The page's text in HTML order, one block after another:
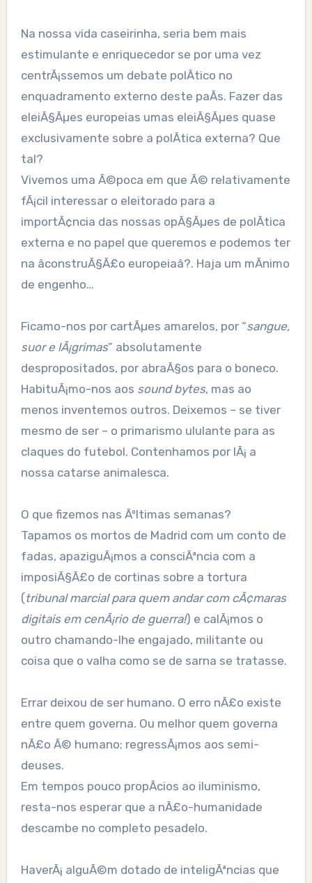
Na nossa vida caseirinha, seria bem mais
estimulante e enriquecedor se por uma vez
centrÃ¡ssemos um debate polÃ­tico no
enquadramento externo deste paÃ­s. Fazer das
eleiÃ§Ãµes europeias umas eleiÃ§Ãµes quase
exclusivamente sobre a polÃ­tica externa? Que
tal?
Vivemos uma Ã©poca em que Ã© relativamente
fÃ¡cil interessar o eleitorado para a
importÃ¢ncia das nossas opÃ§Ãµes de polÃ­tica
externa e no papel que queremos e podemos ter
na âconstruÃ§Ã£o europeiaâ?. Haja um mÃ­nimo
de engenho…
Ficamo-nos por cartÃµes amarelos, por “sangue,
suor e lÃ¡grimas” absolutamente
despropositados, por abraÃ§os para o boneco.
HabituÃ¡mo-nos aos sound bytes, mas ao
menos inventemos outros. Deixemos – se tiver
mesmo de ser – o primarismo ululante para as
claques do futebol. Contenhamos por lÃ¡ a
nossa catarse animalesca.
O que fizemos nas Ãºltimas semanas?
Tapamos os mortos de Madrid com um conto de
fadas, apaziguÃ¡mos a consciÃªncia com a
imposiÃ§Ã£o de cortinas sobre a tortura
(tribunal marcial para quem andar com cÃ¢maras
digitais em cenÃ¡rio de guerra!) e calÃ¡mos o
outro chamando-lhe engajado, militante ou
coisa que o valha como se de sarna se tratasse.
Errar deixou de ser humano. O erro nÃ£o existe
entre quem governa. Ou melhor quem governa
nÃ£o Ã© humano; regressÃ¡mos aos semi-
deuses.
Em tempos pouco propÃ­cios ao iluminismo,
resta-nos esperar que a nÃ£o-humanidade
descambe no completo pesadelo.
HaverÃ¡ alguÃ©m dotado de inteligÃªncias que